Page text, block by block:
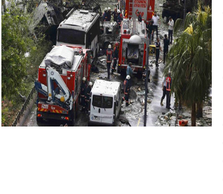
哈里与梅根亮相都柏林街头接受民众欢迎